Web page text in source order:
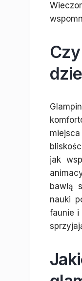
jak
bawią
nauki
faunie i